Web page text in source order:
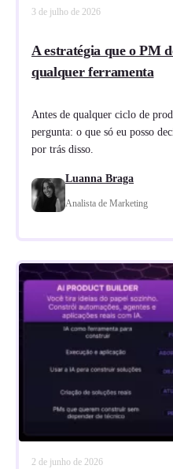
3 de julho de 2026
A estratégia que o PM
qualquer ferramenta
Antes de qualquer ciclo de
pergunta: o que só eu posso
por trás disso.
Luanna Braga
Analista de Marketing
2 de junho de 2026